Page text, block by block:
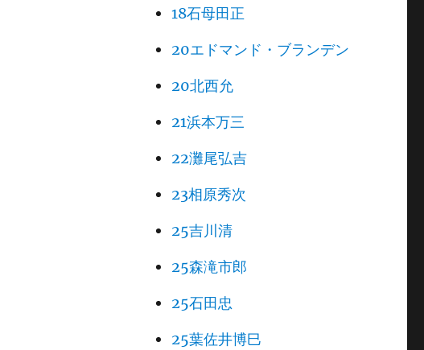
18石母田正
20エドマンド・ブランデン
20北西允
21浜本万三
22灘尾弘吉
23相原秀次
25吉川清
25森滝市郎
25石田忠
25葉佐井博巳